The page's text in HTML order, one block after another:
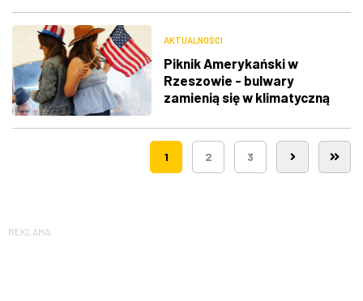
AKTUALNOŚCI
Piknik Amerykański w
Rzeszowie - bulwary
zamienią się w klimatyczną
1 2 3
REKLAMA